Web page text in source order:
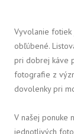
Vyvolanie
obľúbené.
pri dobrej káve
fotografie z
dovolenky pri
V našej ponuke
jednotlivých